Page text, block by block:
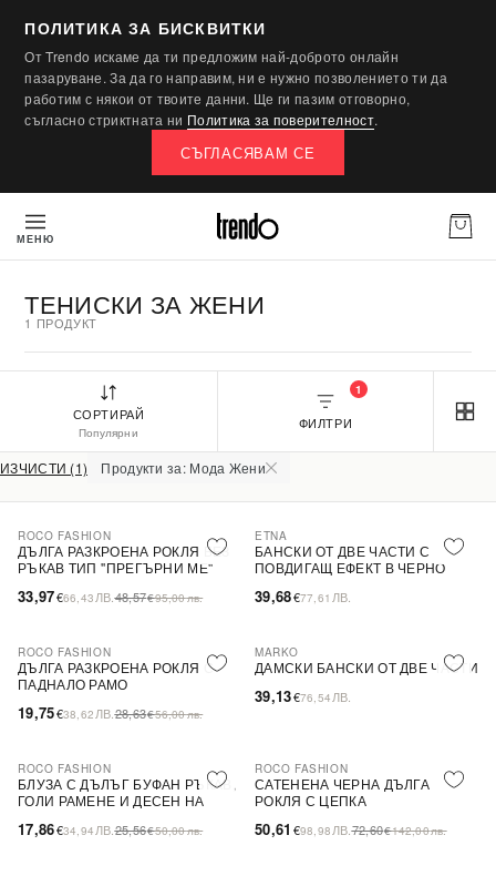
ПОЛИТИКА ЗА БИСКВИТКИ
От Trendo искаме да ти предложим най-доброто онлайн
пазаруване. За да го направим, ни е нужно позволението ти да
работим с някои от твоите данни. Ще ги пазим отговорно,
съгласно стриктната ни Политика за поверителност.
СЪГЛАСЯВАМ СЕ
МЕНЮ
ТЕНИСКИ ЗА ЖЕНИ
1 ПРОДУКТ
СОРТИРАЙ
Популярни
ФИЛТРИ
1
ИЗЧИСТИ (1) Продукти за: Мода Жени
-30%
ROCO FASHION
ДЪЛГА РАЗКРОЕНА РОКЛЯ БЕЗ
РЪКАВ ТИП ''ПРЕГЪРНИ МЕ''
33,97€66,43 ЛВ.48,57€95,00лв.
ETNA
БАНСКИ ОТ ДВЕ ЧАСТИ С
ПОВДИГАЩ ЕФЕКТ В ЧЕРНО
39,68€77,61 ЛВ.
-31%
ROCO FASHION
ДЪЛГА РАЗКРОЕНА РОКЛЯ С
ПАДНАЛО РАМО
19,75€38,62 ЛВ.28,63€56,00лв.
MARKO
ДАМСКИ БАНСКИ ОТ ДВЕ ЧАСТИ
39,13€76,54 ЛВ.
-30%
ROCO FASHION
БЛУЗА С ДЪЛЪГ БУФАН РЪКАВ,
ГОЛИ РАМЕНЕ И ДЕСЕН НА
17,86€34,94 ЛВ.25,56€50,00лв.
-30%
ROCO FASHION
САТЕНЕНА ЧЕРНА ДЪЛГА
РОКЛЯ С ЦЕПКА
50,61 €98,98 ЛВ.72,60€142,00лв.